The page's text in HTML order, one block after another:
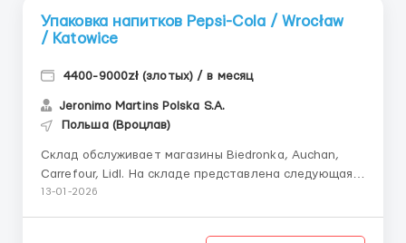
Упаковка напитков Pepsi-Cola / Wrocław
/ Katowice
4400-9000zł (злотых) / в месяц
Jeronimo Martins Polska S.A.
Польша (Вроцлав)
Склад обслуживает магазины Biedronka, Auchan,
Carrefour, Lidl. На складе представлена следующая
продукция: напитки Pepsi-Cola, Coca-Cola, Fanta,
13-01-2026